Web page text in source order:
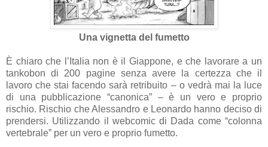
Una vignetta del fumetto
È chiaro che l’Italia non è il Giappone, e che lavorare a un
tankobon di 200 pagine senza avere la certezza che il
lavoro che stai facendo sarà retribuito – o vedrà mai la luce
di una pubblicazione “canonica” – è un vero e proprio
rischio. Rischio che Alessandro e Leonardo hanno deciso di
prendersi. Utilizzando il webcomic di Dada come “colonna
vertebrale” per un vero e proprio fumetto.